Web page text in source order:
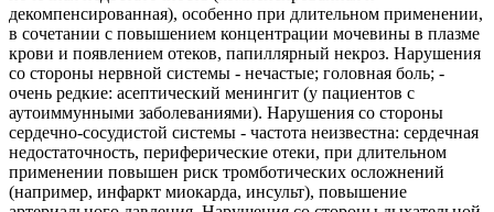
декомпенсированная), особенно при длительном применении,
в сочетании с повышением концентрации мочевины в плазме
крови и появлением отеков, папиллярный некроз. Нарушения
со стороны нервной системы - нечастые; головная боль; -
очень редкие: асептический менингит (у пациентов с
аутоиммунными заболеваниями). Нарушения со стороны
сердечно-сосудистой системы - частота неизвестна: сердечная
недостаточность, периферические отеки, при длительном
применении повышен риск тромботических осложнений
(например, инфаркт миокарда, инсульт), повышение